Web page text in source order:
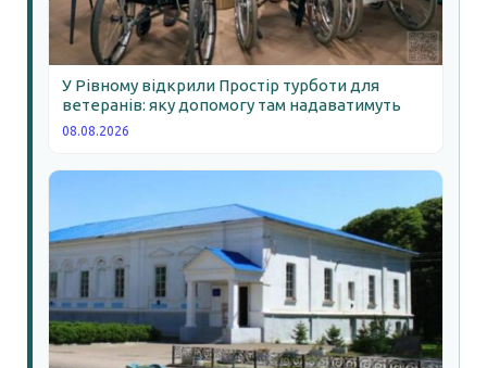
У Рівному відкрили Простір турботи для
ветеранів: яку допомогу там надаватимуть
08.08.2026